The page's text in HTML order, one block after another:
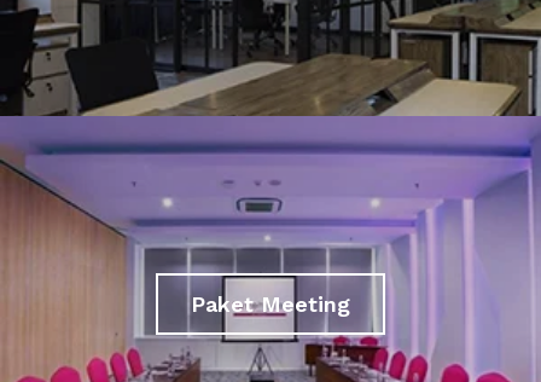
Paket Meeting